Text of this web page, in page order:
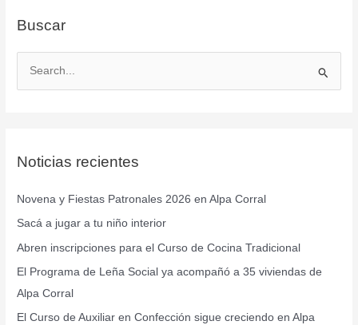
Buscar
a
p
o
r
:
Noticias recientes
Novena y Fiestas Patronales 2026 en Alpa Corral
Sacá a jugar a tu niño interior
Abren inscripciones para el Curso de Cocina Tradicional
El Programa de Leña Social ya acompañó a 35 viviendas de
Alpa Corral
El Curso de Auxiliar en Confección sigue creciendo en Alpa